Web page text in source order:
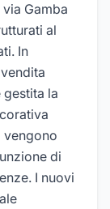
Gamba
al
In
la
vengono
di
I nuovi